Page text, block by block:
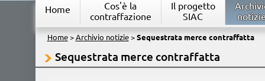
Home
Cos'è la
contraffazione
Il progetto
SIAC
Home> Archivio notizie> Sequestrata merce contraffatta
Sequestrata merce contraffatta